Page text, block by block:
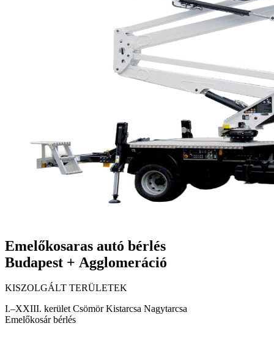
Emelőkosaras autó bérlés
Budapest + Agglomeráció
KISZOLGÁLT TERÜLETEK
I.–XXIII. kerület Csömör Kistarcsa Nagytarcsa
Emelőkosár bérlés